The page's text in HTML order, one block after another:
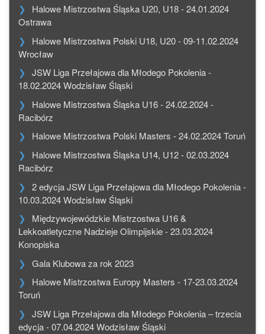
Halowe Mistrzostwa Śląska U20, U18 - 24.01.2024
Ostrawa
Halowe Mistrzostwa Polski U18, U20 - 09-11.02.2024
Wrocław
JSW Liga Przełajowa dla Młodego Pokolenia -
18.02.2024 Wodzisław Śląski
Halowe Mistrzostwa Śląska U16 - 24.02.2024 -
Racibórz
Halowe Mistrzostwa Polski Masters - 24.02.2024 Toruń
Halowe Mistrzostwa Śląska U14, U12 - 02.03.2024
Racibórz
2 edycja JSW Liga Przełajowa dla Młodego Pokolenia -
10.03.2024 Wodzisław Śląski
Międzywojewódzkie Mistrzostwa U16 &
Lekkoatletyczne Nadzieje Olimpijskie - 23.03.2024
Konopiska
Gala Klubowa za rok 2023
Halowe Mistrzostwa Europy Masters - 17-23.03.2024
Toruń
JSW Liga Przełajowa dla Młodego Pokolenia – trzecia
edycja - 07.04.2024 Wodzisław Śląski